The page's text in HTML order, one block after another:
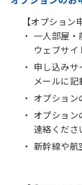
【オプショ
一人部屋・
ウェブサイ
申し込みサ
メールに記
オプション
オプション
連絡くださ
新幹線や航